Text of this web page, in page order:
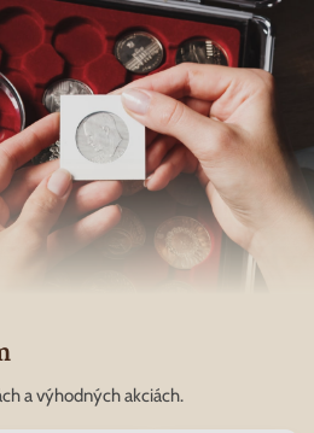
a výhodných akciách.